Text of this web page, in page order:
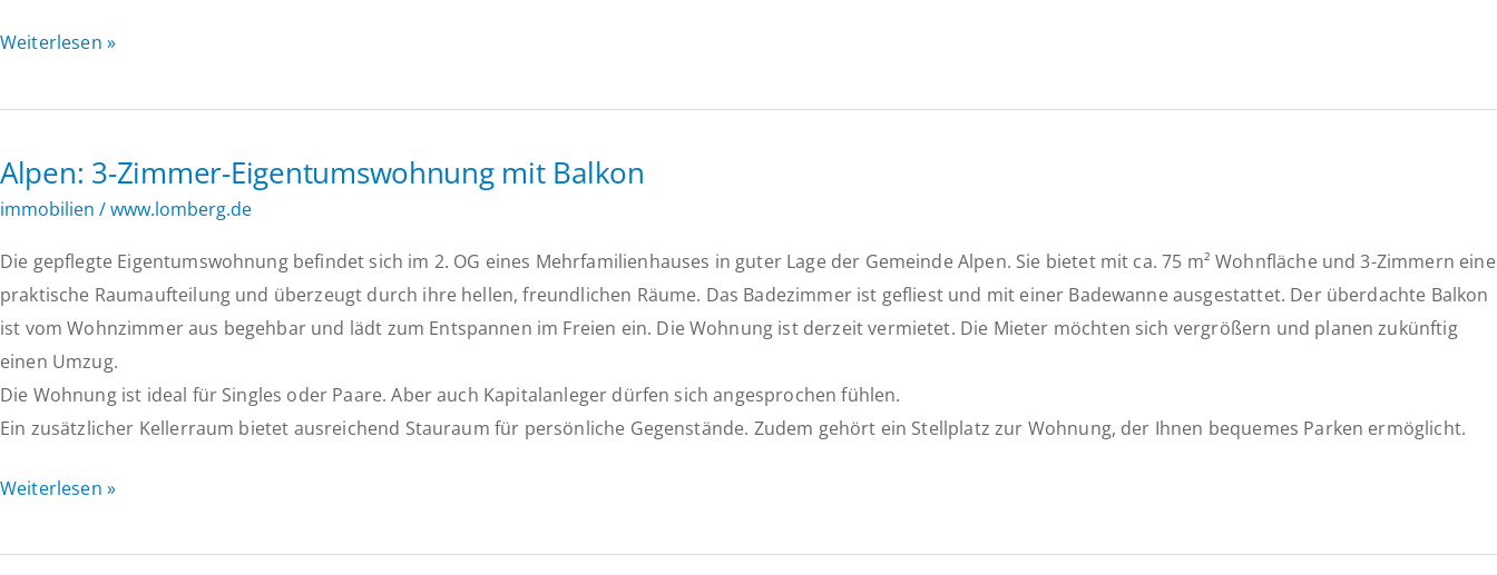
*REDUZIERT*
mit
und
Garage
ruhiger,
naturnaher
Wohngegend!
Weiterlesen »
Alpen: 3-Zimmer-Eigentumswohnung mit Balkon
immobilien /www.lomberg.de
Die gepflegte Eigentumswohnung befindet sich im 2. OG eines Mehrfamilienhauses in guter Lage der Gemeinde Alpen. Sie bietet mit ca. 75 m² Wohnfläche und 3-Zimmern eine
praktische Raumaufteilung und überzeugt durch ihre hellen, freundlichen Räume. Das Badezimmer ist gefliest und mit einer Badewanne ausgestattet. Der überdachte Balkon
ist vom Wohnzimmer aus begehbar und lädt zum Entspannen im Freien ein. Die Wohnung ist derzeit vermietet. Die Mieter möchten sich vergrößern und planen zukünftig
einen Umzug.
Die Wohnung ist ideal für Singles oder Paare. Aber auch Kapitalanleger dürfen sich angesprochen fühlen.
Ein zusätzlicher Kellerraum bietet ausreichend Stauraum für persönliche Gegenstände. Zudem gehört ein Stellplatz zur Wohnung, der Ihnen bequemes Parken ermöglicht.
Alpen:
Zimmer-
Weiterlesen »